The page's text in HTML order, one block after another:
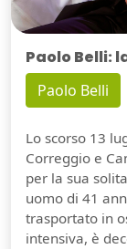
Paolo Belli:
Paolo Belli
Lo scorso 13
Correggio e
per la sua
uomo di 41
trasportato in
intensiva, è